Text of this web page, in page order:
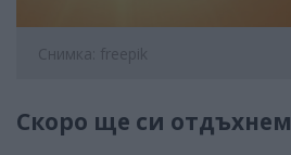
Снимка: freepik
Скоро ще си отдъхнем